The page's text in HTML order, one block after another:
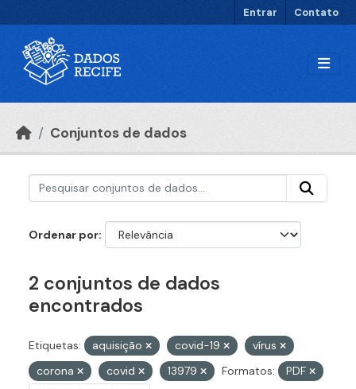
Entrar Contato
Conjuntos de dados
Ordenar por
2 conjuntos de dados
encontrados
Etiquetas: aquisição covid-19
vírus
corona
covid 13979 Formatos:
PDF